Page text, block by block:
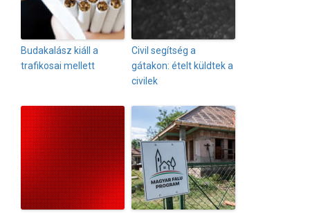
Budakalász kiáll a
trafikosai mellett
Civil segítség a
gátakon: ételt küldtek a
civilek